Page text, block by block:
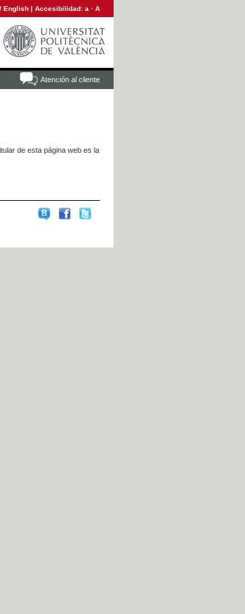
/ English | Accesibilidad: a · A
Atención al cliente
de esta página web es la